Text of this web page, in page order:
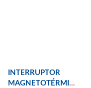
INTERRUPTOR
MAGNETOTÉRMICO